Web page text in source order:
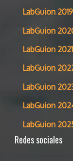
LabGuion 2019
LabGuion
LabGuion 2021
LabGuion
LabGuion
LabGuion
LabGuion
Redes sociales